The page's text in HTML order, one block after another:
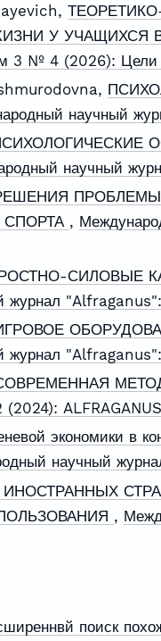
У УЧАЩИХСЯ
3 № 4 (2026): Цели в
научный
научный
,
СИЛОВЫЕ
журнал
журнал
ALFRAGANUS
экономики в
научный
,
поиск